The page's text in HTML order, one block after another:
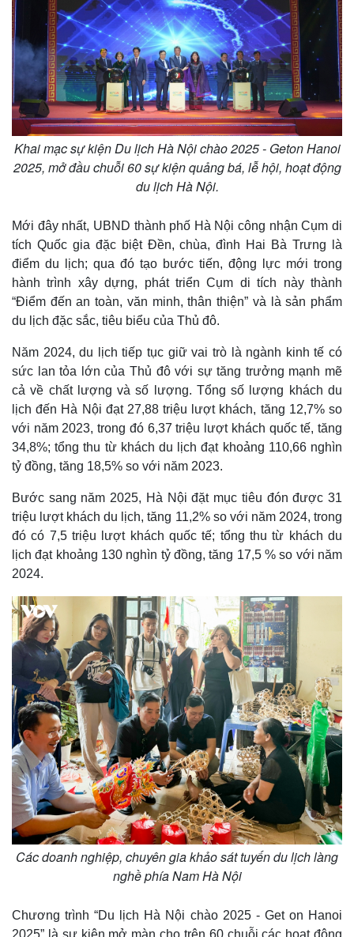
Infographic
Khởi nghiệp
Thị trường
Tiêu dùng
Tỷ giá
Khai mạc sự kiện Du lịch Hà Nội chào 2025 - Geton Hanoi
2025, mở đầu chuỗi 60 sự kiện quảng bá, lễ hội, hoạt động
du lịch Hà Nội.
Mới đây nhất, UBND thành phố Hà Nội công nhận Cụm di
tích Quốc gia đặc biệt Đền, chùa, đình Hai Bà Trưng là
điểm du lịch; qua đó tạo bước tiến, động lực mới trong
hành trình xây dựng, phát triển Cụm di tích này thành
“Điểm đến an toàn, văn minh, thân thiện” và là sản phẩm
du lịch đặc sắc, tiêu biểu của Thủ đô.
Năm 2024, du lịch tiếp tục giữ vai trò là ngành kinh tế có
sức lan tỏa lớn của Thủ đô với sự tăng trưởng mạnh mẽ
cả về chất lượng và số lượng. Tổng số lượng khách du
lịch đến Hà Nội đạt 27,88 triệu lượt khách, tăng 12,7% so
với năm 2023, trong đó 6,37 triệu lượt khách quốc tế, tăng
34,8%; tổng thu từ khách du lịch đạt khoảng 110,66 nghìn
tỷ đồng, tăng 18,5% so với năm 2023.
Bước sang năm 2025, Hà Nội đặt mục tiêu đón được 31
triệu lượt khách du lịch, tăng 11,2% so với năm 2024, trong
đó có 7,5 triệu lượt khách quốc tế; tổng thu từ khách du
lịch đạt khoảng 130 nghìn tỷ đồng, tăng 17,5 % so với năm
2024.
Các doanh nghiệp, chuyên gia khảo sát tuyến du lịch làng
nghề phía Nam Hà Nội
Chương trình “Du lịch Hà Nội chào 2025 - Get on Hanoi
2025” là sự kiện mở màn cho trên 60 chuỗi các hoạt động